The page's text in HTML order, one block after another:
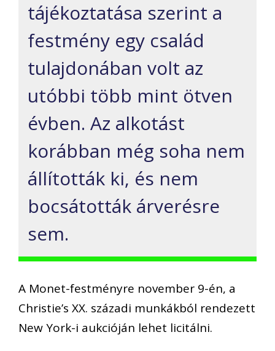
tájékoztatása szerint a
festmény egy család
tulajdonában volt az
utóbbi több mint ötven
évben. Az alkotást
korábban még soha nem
állították ki, és nem
bocsátották árverésre
sem.
A Monet-festményre november 9-én, a
Christie’s XX. századi munkákból rendezett
New York-i aukcióján lehet licitálni.